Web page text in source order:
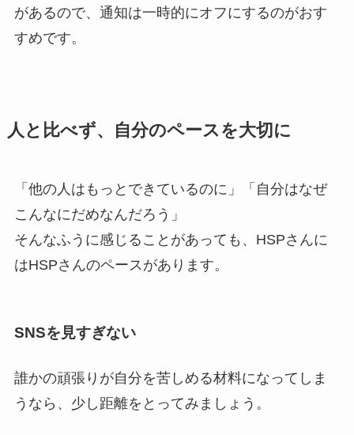
があるので、通知は一時的にオフにするのがおす
すめです。
人と比べず、自分のペースを大切に
「他の人はもっとできているのに」「自分はなぜ
こんなにだめなんだろう」
そんなふうに感じることがあっても、HSPさんに
はHSPさんのペースがあります。
SNSを見すぎない
誰かの頑張りが自分を苦しめる材料になってしま
うなら、少し距離をとってみましょう。